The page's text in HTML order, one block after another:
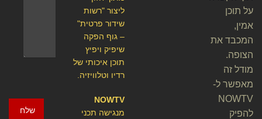
שלח
ליצור "רשות
שידור פרטית"
– גוף הפקה
שיפיק ויפיץ
תוכן איכותי של
רדיו וטלוויזיה.
NOWTV
מנגישה תכני
על תוכן
אמין,
המכבד את
הצופה.
מודל זה
מאפשר ל-
NOWTV
להפיק